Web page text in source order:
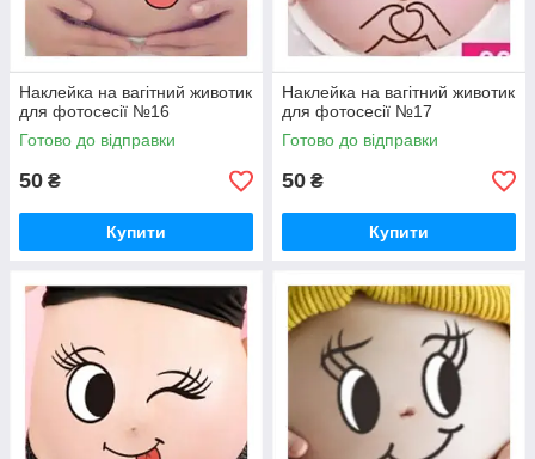
Наклейка на вагітний животик
для фотосесії №16
Готово до відправки
50 ₴
Купити
Наклейка на вагітний животик
для фотосесії №17
Готово до відправки
50 ₴
Купити